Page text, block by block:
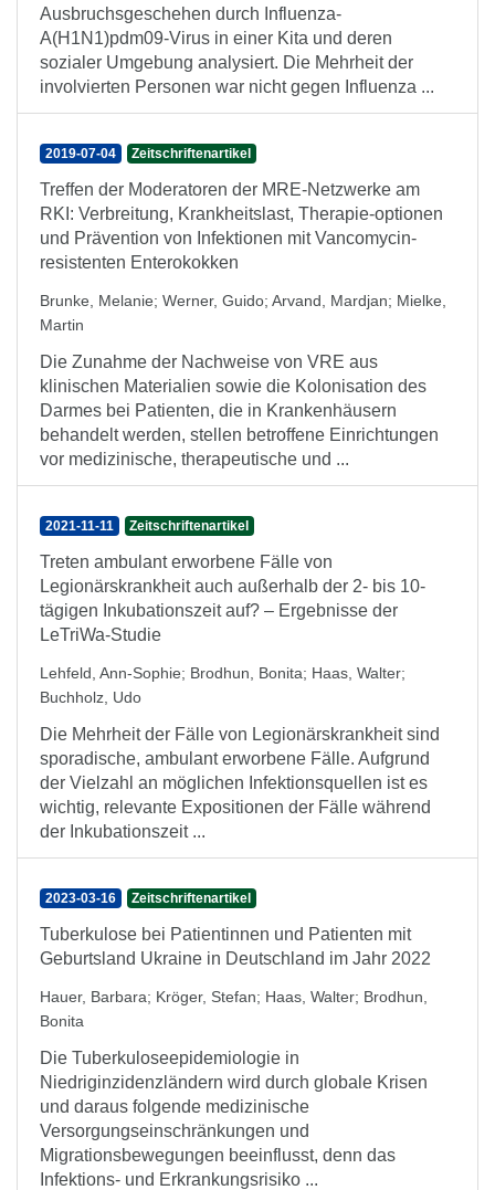
Ausbruchsgeschehen durch Influenza-
A(H1N1)pdm09-Virus in einer Kita und deren
sozialer Umgebung analysiert. Die Mehrheit der
involvierten Personen war nicht gegen Influenza ...
2019-07-04 Zeitschriftenartikel
Treffen der Moderatoren der MRE-Netzwerke am
RKI: Verbreitung, Krankheitslast, Therapie-optionen
und Prävention von Infektionen mit Vancomycin-
resistenten Enterokokken
Brunke, Melanie; Werner, Guido; Arvand, Mardjan; Mielke,
Martin
Die Zunahme der Nachweise von VRE aus
klinischen Materialien sowie die Kolonisation des
Darmes bei Patienten, die in Krankenhäusern
behandelt werden, stellen betroffene Einrichtungen
vor medizinische, therapeutische und ...
2021-11-11 Zeitschriftenartikel
Treten ambulant erworbene Fälle von
Legionärskrankheit auch außerhalb der 2- bis 10-
tägigen Inkubationszeit auf? – Ergebnisse der
LeTriWa-Studie
Lehfeld, Ann-Sophie; Brodhun, Bonita; Haas, Walter;
Buchholz, Udo
Die Mehrheit der Fälle von Legionärskrankheit sind
sporadische, ambulant erworbene Fälle. Aufgrund
der Vielzahl an möglichen Infektionsquellen ist es
wichtig, relevante Expositionen der Fälle während
der Inkubationszeit ...
2023-03-16 Zeitschriftenartikel
Tuberkulose bei Patientinnen und Patienten mit
Geburtsland Ukraine in Deutschland im Jahr 2022
Hauer, Barbara; Kröger, Stefan; Haas, Walter; Brodhun,
Bonita
Die Tuberkuloseepidemiologie in
Niedriginzidenzländern wird durch globale Krisen
und daraus folgende medizinische
Versorgungseinschränkungen und
Migrationsbewegungen beeinflusst, denn das
Infektions- und Erkrankungsrisiko ...